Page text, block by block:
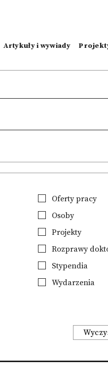
Artykuły i wywiady
Oferty pracy
Osoby
Projekty
Rozprawy
Stypendia
Wydarzenia